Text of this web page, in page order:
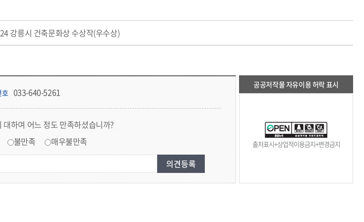
강릉시 건축문화상 수상작(우수상)
호 033-640-5261
하여 어느 정도 만족하셨습니까?
불만족 매우불만족
공공저작물 자유이용 허락 표시
출처표시+상업적이용금지+변경금지